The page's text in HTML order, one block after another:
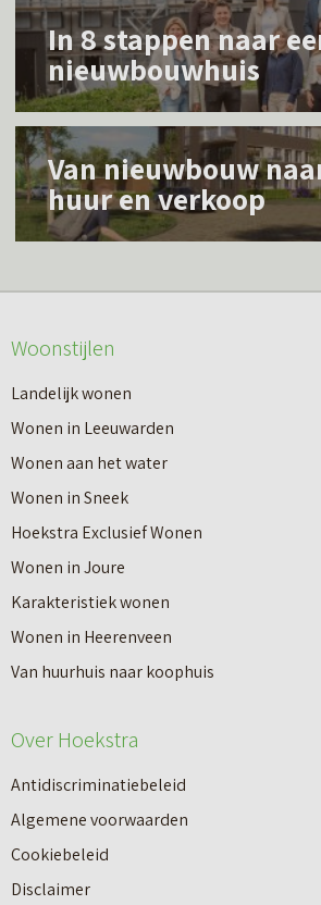
L
s
m
e
o
e
r
I
n
8
s
t
a
p
p
n
n
a
a
r
In 8 stappen naar
nieuwbouwhuis
L
e
s
e
o
v
e
r
V
a
n
n
e
Van nieuwbouw
huur en verkoop
Woonstijlen
Landelijk wonen
Wonen in Leeuwarden
Wonen aan het water
Wonen in Sneek
Hoekstra Exclusief Wonen
Wonen in Joure
Karakteristiek wonen
Wonen in Heerenveen
Van huurhuis naar koophuis
Over Hoekstra
Antidiscriminatiebeleid
Algemene voorwaarden
Cookiebeleid
Disclaimer